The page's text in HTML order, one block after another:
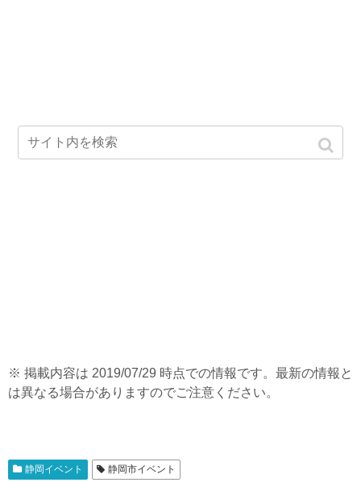
※ 掲載内容は 2019/07/29 時点での情報です。最新の情報と
は異なる場合がありますのでご注意ください。
静岡イベント 静岡市イベント